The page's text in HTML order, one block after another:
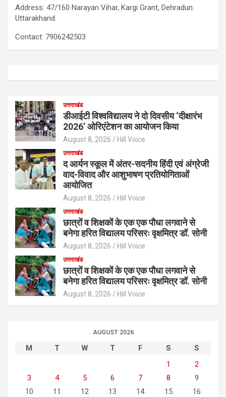
Address: 47/160 Narayan Vihar, Kargi Grant, Dehradun.
Uttarakhand.
Contact: 7906242503
उत्तराखंड
डीआईटी विश्वविद्यालय ने दो दिवसीय ‘दीक्षारंभ
2026’ ओरिएंटेशन का आयोजन किया
August 8, 2026 Hill Voice
उत्तराखंड
द आर्यन स्कूल में अंतर-सदनीय हिंदी एवं अंग्रेजी
वाद-विवाद और आशुभाषण प्रतियोगिताओं
आयोजित
August 8, 2026 Hill Voice
उत्तराखंड
छात्रों व शिक्षकों के एक एक पौधा लगवाने से
बनेगा हरित विद्यालय परिसरः वृक्षमित्र डॉ. सोनी
August 8, 2026 Hill Voice
उत्तराखंड
छात्रों व शिक्षकों के एक एक पौधा लगवाने से
बनेगा हरित विद्यालय परिसरः वृक्षमित्र डॉ. सोनी
August 8, 2026 Hill Voice
AUGUST 2026
M T W T F S
S
1
2
3
4 5 6 7 8
9
10
11 12 13 14 15
16